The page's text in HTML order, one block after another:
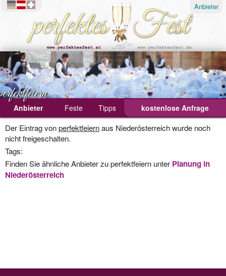
Anbieter
Anbieter
Feste
Ablauf
Hochzeit
Tipps kostenlose Anfrage
Der Eintrag vonperfektfeiernaus Niederösterreich wurde noch
nicht freigeschalten.
Tags:
Finden Sie ähnliche Anbieter zu perfektfeiern unter Planung in
Niederösterreich